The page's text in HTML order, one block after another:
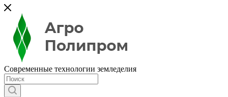
Современные технологии земледелия